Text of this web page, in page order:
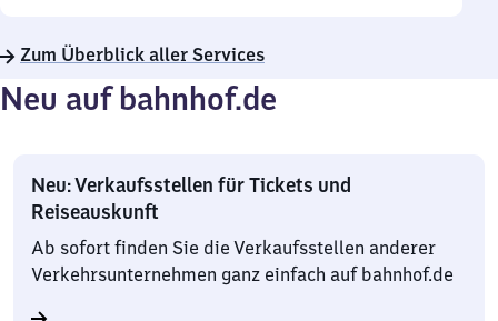
Zum Überblick aller Services
Neu auf bahnhof.de
Neu: Verkaufsstellen für Tickets und
Reiseauskunft
Ab sofort finden Sie die Verkaufsstellen anderer
Verkehrsunternehmen ganz einfach auf bahnhof.de